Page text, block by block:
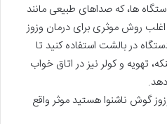
ها، که صداهای طبیعی مانند
اغلب روش موثری برای درمان وزوز
در بالشت استفاده کنید تا
تهویه و کولر نیز در اتاق خواب
گوش ناشنوا هستید موثر واقع